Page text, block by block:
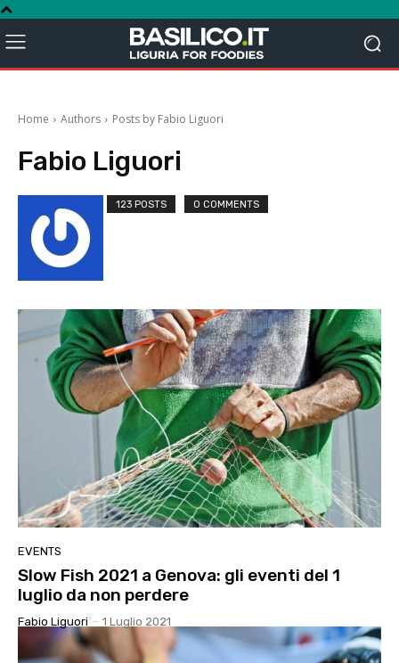
Home Authors Posts by Fabio Liguori
Fabio Liguori
123 POSTS 0 COMMENTS
EVENTS
Slow Fish 2021 a Genova: gli eventi del 1
luglio da non perdere
Fabio Liguori - 1 Luglio 2021